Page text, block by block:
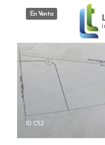
En Venta
ID C52